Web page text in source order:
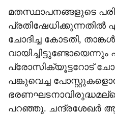
മതസ്ഥാപനങ്ങളുടെ
പ്രതിഷേധിക്കുന്നതില്‍
ചോദിച്ച കോടതി,
പ്രോസിക്യൂട്ടറോട്
പങ്കുവെച്ച
പറഞ്ഞു. ചന്ദ്രശേഖര്‍